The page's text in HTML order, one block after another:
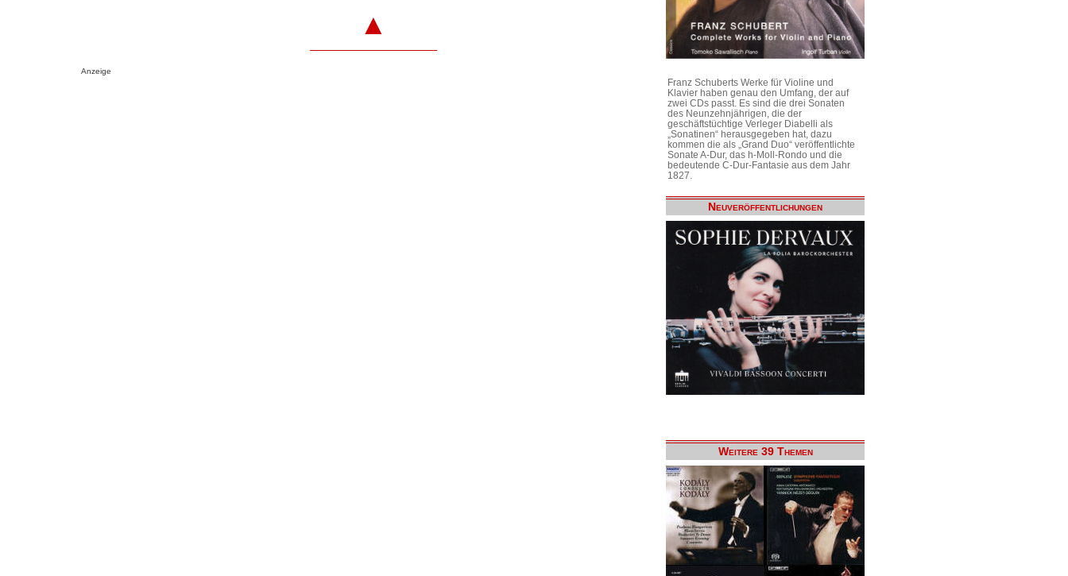
▲
Anzeige
Franz Schuberts Werke für Violine und
Klavier haben genau den Umfang, der auf
zwei CDs passt. Es sind die drei Sonaten
des Neunzehnjährigen, die der
geschäftstüchtige Verleger Diabelli als
„Sonatinen“ herausgegeben hat, dazu
kommen die als „Grand Duo“ veröffentlichte
Sonate A-Dur, das h-Moll-Rondo und die
bedeutende C-Dur-Fantasie aus dem Jahr
1827.
Neuveröffentlichungen
Weitere 39 Themen